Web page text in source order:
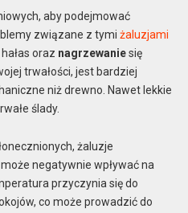
aby podejmować
związane z tymi żaluzjami
hałas oraz nagrzewaniesię
trwałości, jest bardziej
niż drewno. Nawet lekkie
ślady.
żaluzje
może negatywnie wpływać na
przyczynia się do
co może prowadzić do